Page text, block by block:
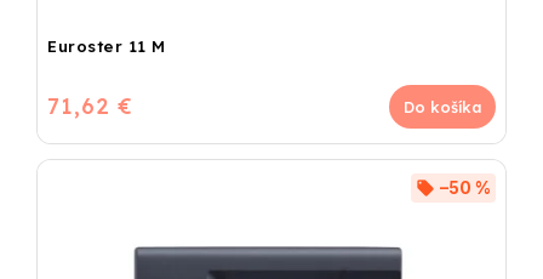
Euroster 11 M
71,62 € Do košíka
–50 %